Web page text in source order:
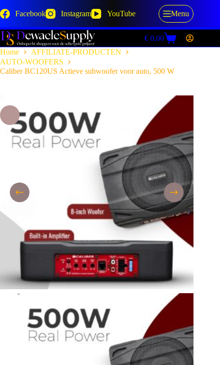
to
content
Facebook Instagram YouTube Menu
Shopping
€ 0,00
Home
AFFILIATE-PRODUCTEN
AUTO-WOOFERS
Caliber BC120US Actieve subwoofer voor auto, 500 W